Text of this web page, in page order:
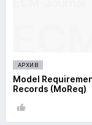
АРХИВ
Model
Records (MoReq)